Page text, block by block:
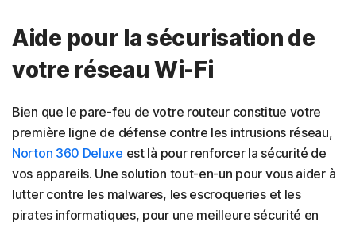
Aide pour la sécurisation de
votre réseau Wi-Fi
Bien que le pare-feu de votre routeur constitue votre
première ligne de défense contre les intrusions réseau,
Norton 360 Deluxe est là pour renforcer la sécurité de
vos appareils. Une solution tout-en-un pour vous aider à
lutter contre les malwares, les escroqueries et les
pirates informatiques, pour une meilleure sécurité en